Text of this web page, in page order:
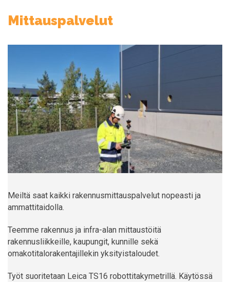
Mittauspalvelut
Meiltä saat kaikki rakennusmittauspalvelut nopeasti ja
ammattitaidolla.
Teemme rakennus ja infra-alan mittaustöitä
rakennusliikkeille, kaupungit, kunnille sekä
omakotitalorakentajillekin yksityistaloudet.
Työt suoritetaan Leica TS16 robottitakymetrillä. Käytössä